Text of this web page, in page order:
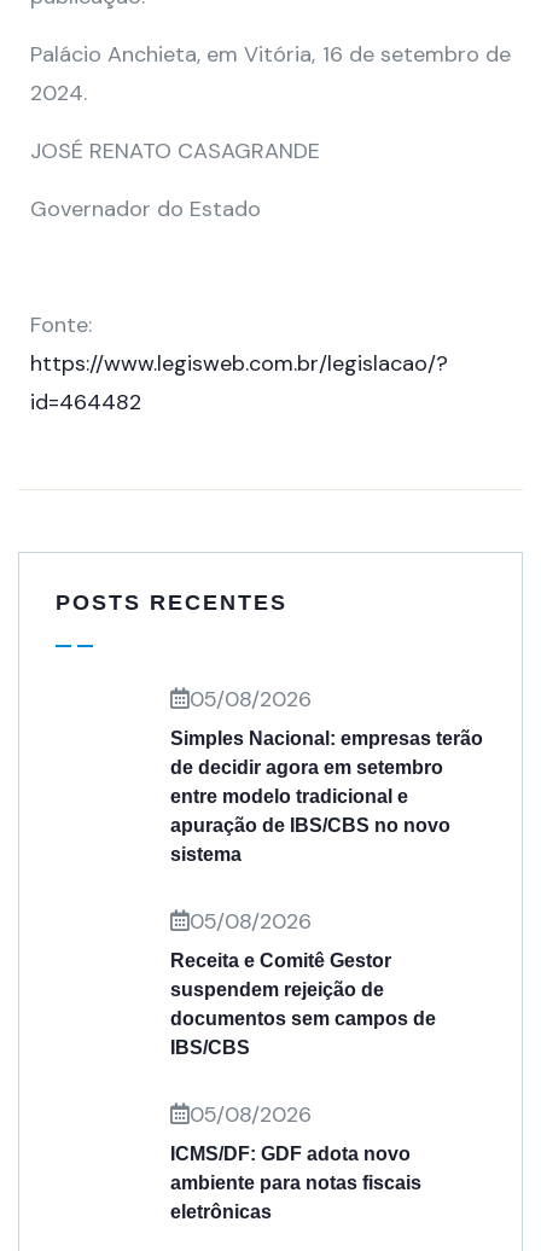
Palácio Anchieta, em Vitória, 16 de setembro de
2024.
JOSÉ RENATO CASAGRANDE
Governador do Estado
Fonte:
https://www.legisweb.com.br/legislacao/?
id=464482
POSTS RECENTES
05/08/2026
Simples Nacional: empresas terão
de decidir agora em setembro
entre modelo tradicional e
apuração de IBS/CBS no novo
sistema
05/08/2026
Receita e Comitê Gestor
suspendem rejeição de
documentos sem campos de
IBS/CBS
05/08/2026
ICMS/DF: GDF adota novo
ambiente para notas fiscais
eletrônicas